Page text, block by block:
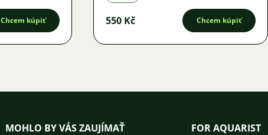
Chcem kúpiť 550 Kč Chcem kúpiť
MOHLO BY VÁS ZAUJÍMAŤ FOR AQUARIST